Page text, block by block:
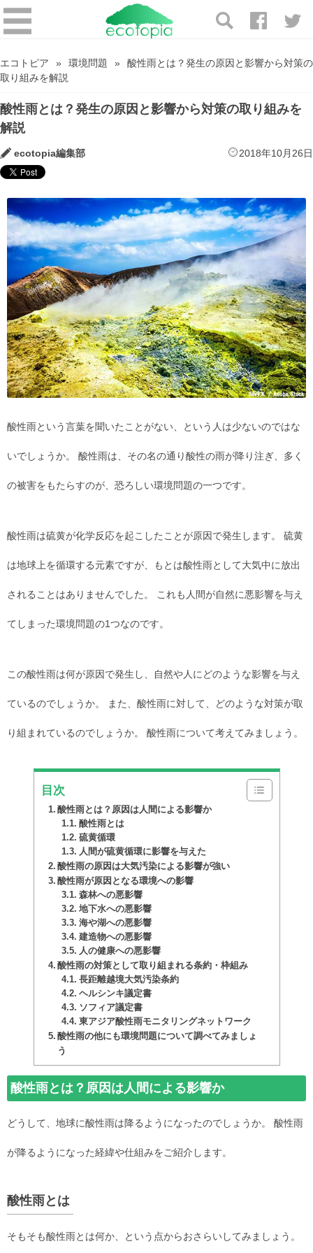
エコトピア 環境問題
酸性雨とは？発生の原因と影響から対策の
取り組みを解説
酸性雨とは？発生の原因と影響から対策の取り組みを
解説
ecotopia編集部 2018年10月26日
酸性雨という言葉を聞いたことがない、という人は少ないのではな
いでしょうか。 酸性雨は、その名の通り酸性の雨が降り注ぎ、多く
の被害をもたらすのが、恐ろしい環境問題の一つです。
酸性雨は硫黄が化学反応を起こしたことが原因で発生します。 硫黄
は地球上を循環する元素ですが、もとは酸性雨として大気中に放出
されることはありませんでした。 これも人間が自然に悪影響を与え
てしまった環境問題の1つなのです。
この酸性雨は何が原因で発生し、自然や人にどのような影響を与え
ているのでしょうか。 また、酸性雨に対して、どのような対策が取
り組まれているのでしょうか。 酸性雨について考えてみましょう。
目次
酸性雨とは？原因は人間による影響か
酸性雨とは
硫黄循環
人間が硫黄循環に影響を与えた
酸性雨の原因は大気汚染による影響が強い
酸性雨が原因となる環境への影響
森林への悪影響
地下水への悪影響
海や湖への悪影響
建造物への悪影響
人の健康への悪影響
酸性雨の対策として取り組まれる条約・枠組み
長距離越境大気汚染条約
ヘルシンキ議定書
ソフィア議定書
東アジア酸性雨モニタリングネットワーク
酸性雨の他にも環境問題について調べてみましょ
う
酸性雨とは？原因は人間による影響か
どうして、地球に酸性雨は降るようになったのでしょうか。 酸性雨
が降るようになった経緯や仕組みをご紹介します。
酸性雨とは
そもそも酸性雨とは何か、という点からおさらいしてみましょう。